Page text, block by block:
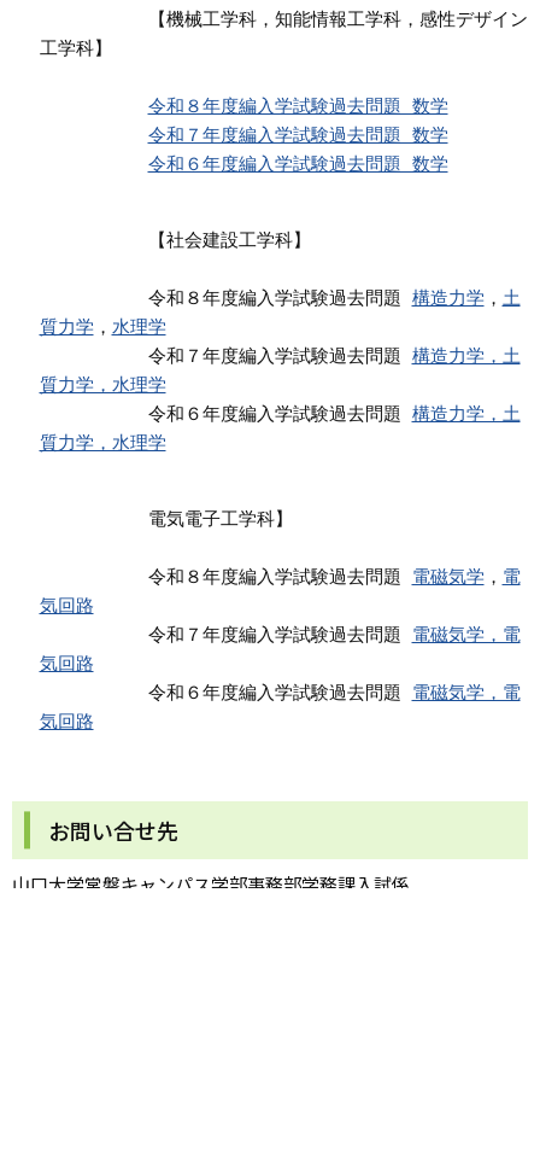
工学科】
令和８年度編入学試験過去問題 数学
令和７年度編入学試験過去問題 数学
令和６年度編入学試験過去問題 数学
          【社会建設工学科】
          令和８年度編入学試験過去問題
構造力学， 土
質力学， 水理学
          令和７年度編入学試験過去問題
構造力学，土
質力学，水理学
          令和６年度編入学試験過去問題
構造力学，土
質力学，水理学
          電気電子工学科】
          令和８年度編入学試験過去問題
電磁気学， 電
気回路
          令和７年度編入学試験過去問題
電磁気学，電
気回路
          令和６年度編入学試験過去問題
電磁気学，電
気回路
お問い合せ先
山口大学常盤キャンパス学部事務部学務課入試係